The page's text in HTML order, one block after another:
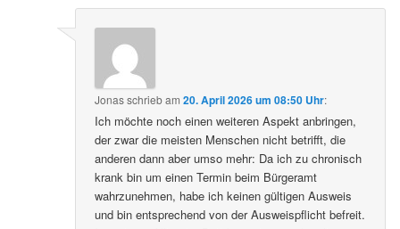
Jonasschriebam20. April 2026 um 08:50 Uhr:
Ich möchte noch einen weiteren Aspekt anbringen,
der zwar die meisten Menschen nicht betrifft, die
anderen dann aber umso mehr: Da ich zu chronisch
krank bin um einen Termin beim Bürgeramt
wahrzunehmen, habe ich keinen gültigen Ausweis
und bin entsprechend von der Ausweispflicht befreit.